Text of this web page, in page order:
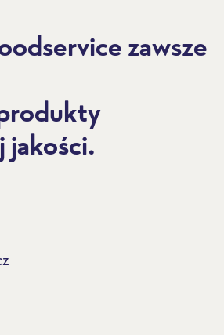
zawsze
jakości.